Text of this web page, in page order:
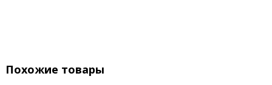
Похожие товары